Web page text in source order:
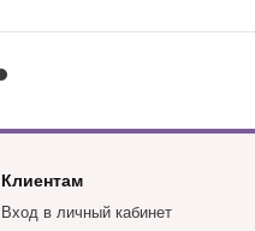
Клиентам
Вход в личный кабинет